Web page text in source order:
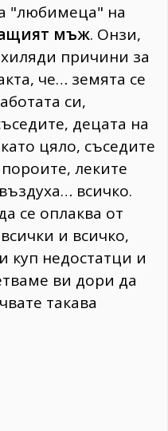
"любимеца" на
мъж. Онзи,
причини за
че… земята се
си,
децата на
цяло, съседите
леките
всичко.
се оплаква от
и всичко,
недостатци и
ви дори да
такава